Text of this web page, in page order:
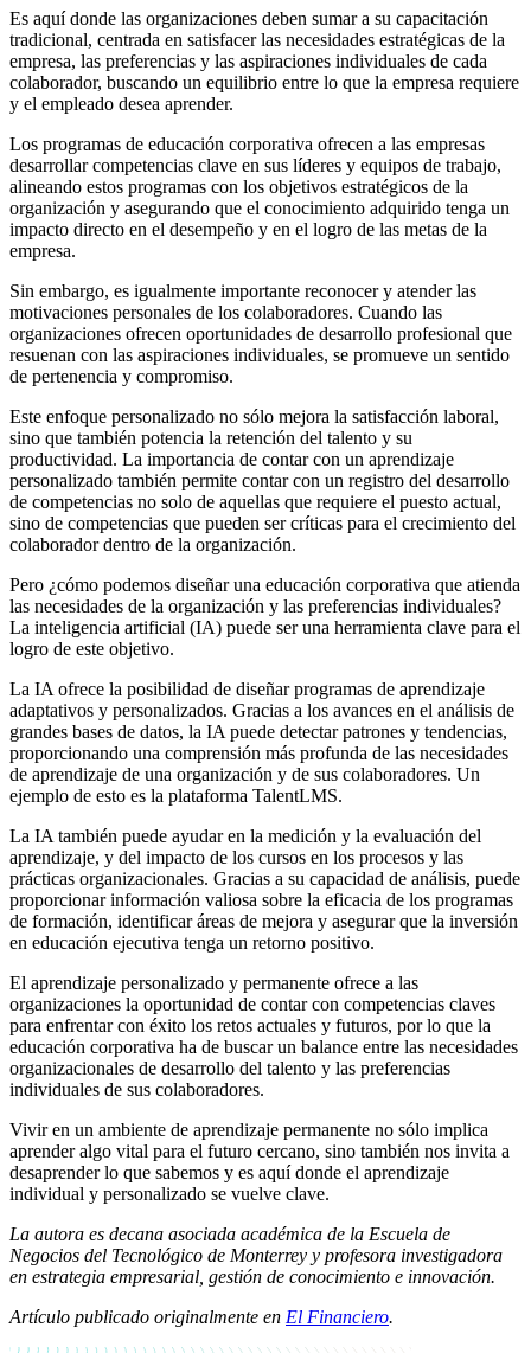
Es aquí donde las organizaciones deben sumar a su capacitación
tradicional, centrada en satisfacer las necesidades estratégicas de la
empresa, las preferencias y las aspiraciones individuales de cada
colaborador, buscando un equilibrio entre lo que la empresa requiere
y el empleado desea aprender.
Los programas de educación corporativa ofrecen a las empresas
desarrollar competencias clave en sus líderes y equipos de trabajo,
alineando estos programas con los objetivos estratégicos de la
organización y asegurando que el conocimiento adquirido tenga un
impacto directo en el desempeño y en el logro de las metas de la
empresa.
Sin embargo, es igualmente importante reconocer y atender las
motivaciones personales de los colaboradores. Cuando las
organizaciones ofrecen oportunidades de desarrollo profesional que
resuenan con las aspiraciones individuales, se promueve un sentido
de pertenencia y compromiso.
Este enfoque personalizado no sólo mejora la satisfacción laboral,
sino que también potencia la retención del talento y su
productividad. La importancia de contar con un aprendizaje
personalizado también permite contar con un registro del desarrollo
de competencias no solo de aquellas que requiere el puesto actual,
sino de competencias que pueden ser críticas para el crecimiento del
colaborador dentro de la organización.
Pero ¿cómo podemos diseñar una educación corporativa que atienda
las necesidades de la organización y las preferencias individuales?
La inteligencia artificial (IA) puede ser una herramienta clave para el
logro de este objetivo.
La IA ofrece la posibilidad de diseñar programas de aprendizaje
adaptativos y personalizados. Gracias a los avances en el análisis de
grandes bases de datos, la IA puede detectar patrones y tendencias,
proporcionando una comprensión más profunda de las necesidades
de aprendizaje de una organización y de sus colaboradores. Un
ejemplo de esto es la plataforma TalentLMS.
La IA también puede ayudar en la medición y la evaluación del
aprendizaje, y del impacto de los cursos en los procesos y las
prácticas organizacionales. Gracias a su capacidad de análisis, puede
proporcionar información valiosa sobre la eficacia de los programas
de formación, identificar áreas de mejora y asegurar que la inversión
en educación ejecutiva tenga un retorno positivo.
El aprendizaje personalizado y permanente ofrece a las
organizaciones la oportunidad de contar con competencias claves
para enfrentar con éxito los retos actuales y futuros, por lo que la
educación corporativa ha de buscar un balance entre las necesidades
organizacionales de desarrollo del talento y las preferencias
individuales de sus colaboradores.
Vivir en un ambiente de aprendizaje permanente no sólo implica
aprender algo vital para el futuro cercano, sino también nos invita a
desaprender lo que sabemos y es aquí donde el aprendizaje
individual y personalizado se vuelve clave.
La autora es decana asociada académica de la Escuela de
Negocios del Tecnológico de Monterrey y profesora investigadora
en estrategia empresarial, gestión de conocimiento e innovación.
Artículo publicado originalmente en El Financiero.